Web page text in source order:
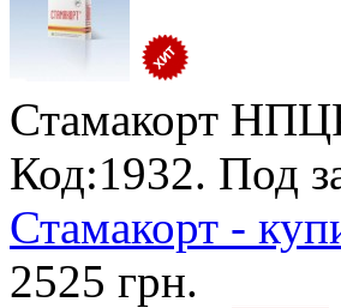
Стамакорт
Код:1932. Под
Стамакорт -
2525 грн.